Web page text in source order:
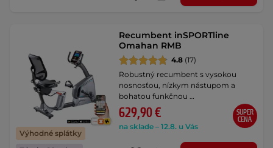
Výhodné splátky
Recumbent inSPORTline
Omahan RMB
4.8 (17)
Robustný recumbent s vysokou
nosnosťou, nízkym nástupom a
bohatou funkčnou …
629,90 €
na sklade – 12.8. u Vás
SUPER
CENA